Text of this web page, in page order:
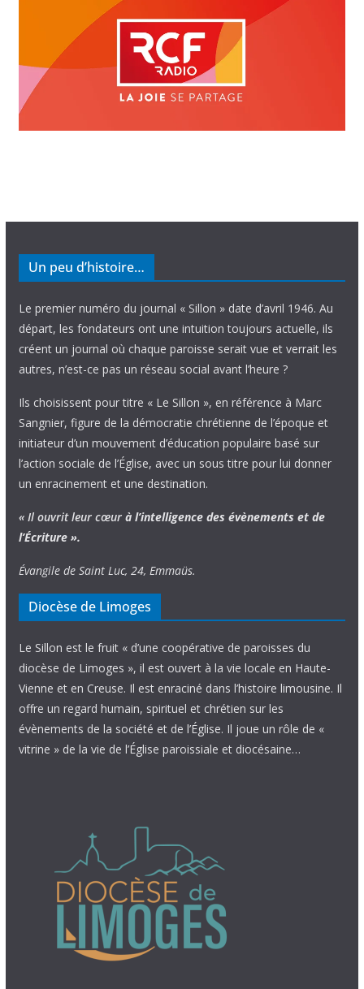
Un peu d’histoire…
Le premier numéro du journal « Sillon » date d’avril 1946. Au
départ, les fondateurs ont une intuition toujours actuelle, ils
créent un journal où chaque paroisse serait vue et verrait les
autres, n’est-ce pas un réseau social avant l’heure ?
Ils choisissent pour titre « Le Sillon », en référence à Marc
Sangnier, figure de la démocratie chrétienne de l’époque et
initiateur d’un mouvement d’éducation populaire basé sur
l’action sociale de l’Église, avec un sous titre pour lui donner
un enracinement et une destination.
« Il ouvrit leur cœur à l’intelligence des évènements et de
l’Écriture ».
Évangile de Saint Luc, 24, Emmaüs.
Diocèse de Limoges
Le Sillon est le fruit « d’une coopérative de paroisses du
diocèse de Limoges », il est ouvert à la vie locale en Haute-
Vienne et en Creuse. Il est enraciné dans l’histoire limousine. Il
offre un regard humain, spirituel et chrétien sur les
évènements de la société et de l’Église. Il joue un rôle de «
vitrine » de la vie de l’Église paroissiale et diocésaine…